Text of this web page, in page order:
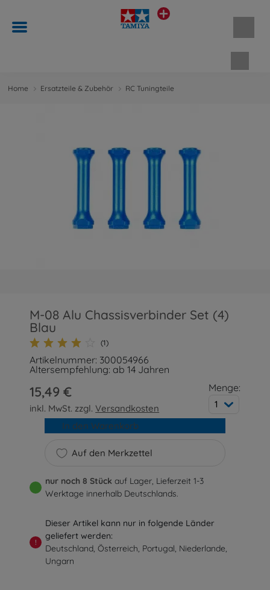
Home Ersatzteile & Zubehör RC Tuningteile
M-08 Alu Chassisverbinder Set (4)
Blau
(1)
Artikelnummer: 300054966
Altersempfehlung: ab 14 Jahren
15,49 €
inkl. MwSt. zzgl.Versandkosten
Menge:
1
Auf den Merkzettel
In den Warenkorb
nur noch 8 Stück auf Lager, Lieferzeit 1-3
Werktage innerhalb Deutschlands.
!
Dieser Artikel kann nur in folgende Länder
geliefert werden:
Deutschland, Österreich, Portugal, Niederlande,
Ungarn